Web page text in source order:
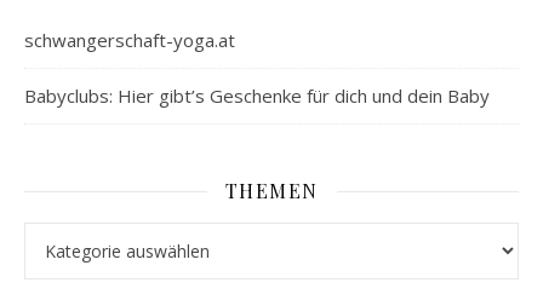
schwangerschaft-yoga.at
Babyclubs: Hier gibt’s Geschenke für dich und dein Baby
THEMEN